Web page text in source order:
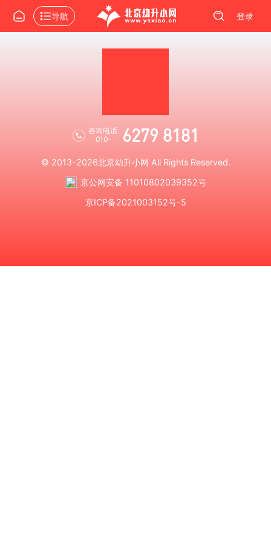
导航 登录
咨询电话:
010-
6279 8181
© 2013-2026北京幼升小网 All Rights Reserved.
京公网安备 11010802039352号
京ICP备2021003152号-5